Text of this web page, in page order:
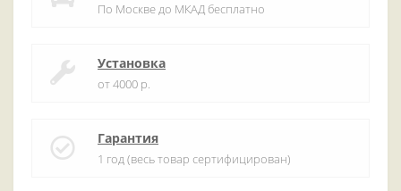
По Москве до МКАД бесплатно
Установка
от 4000 р.
Гарантия
1 год (весь товар сертифицирован)